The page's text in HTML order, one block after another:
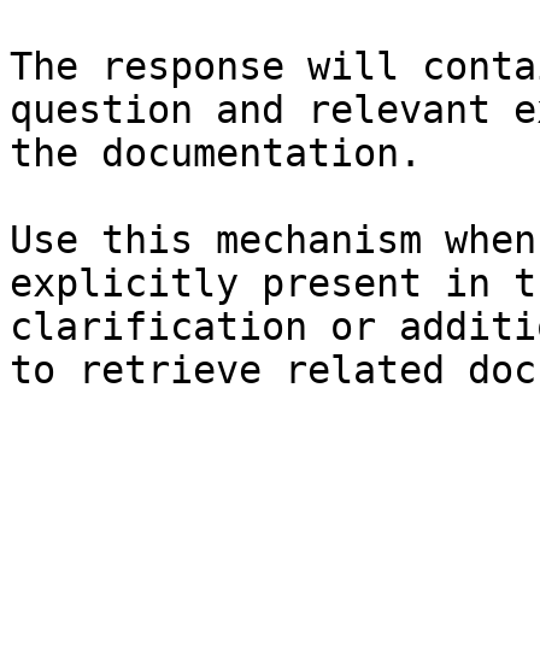
The response will
question and relevant
the documentation.
Use this mechanism
explicitly present in
clarification or